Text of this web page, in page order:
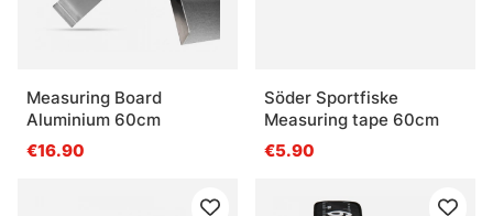
Measuring Board
Aluminium 60cm
€16.90
Söder Sportfiske
Measuring tape 60cm
€5.90